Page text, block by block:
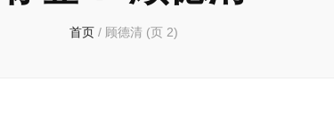
首页 / 顾德清 (页 2)